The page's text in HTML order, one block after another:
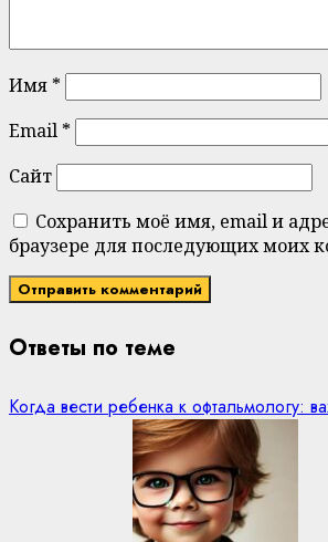
Имя *
Email *
Сайт
Сохранить моё имя, email и
браузере для последующих моих
Ответы по теме
Когда вести ребенка к офтальмологу: